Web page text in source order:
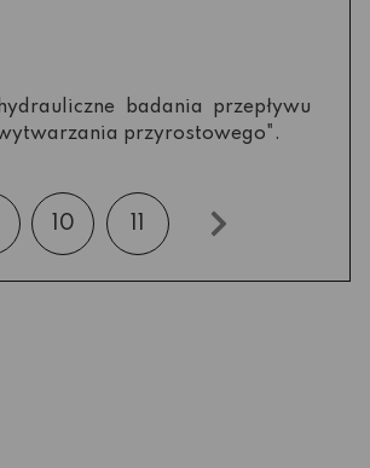
badania przepływu
przyrostowego".
10